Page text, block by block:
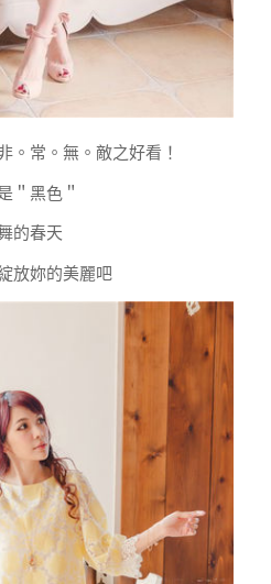
。常。無。敵之好看！
＂黑色＂
的春天
放妳的美麗吧